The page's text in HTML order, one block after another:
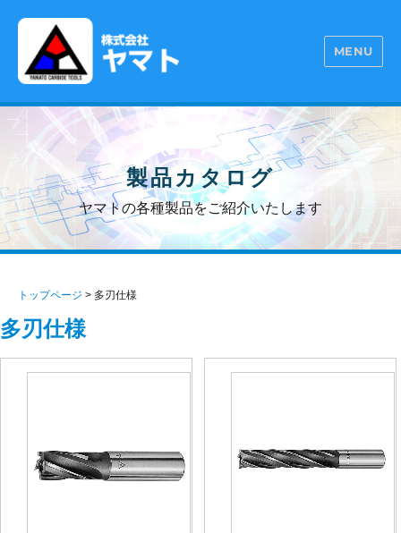
株式会社ヤマト
MENU
製品カタログ
ヤマトの各種製品をご紹介いたします
トップページ > 多刃仕様
多刃仕様